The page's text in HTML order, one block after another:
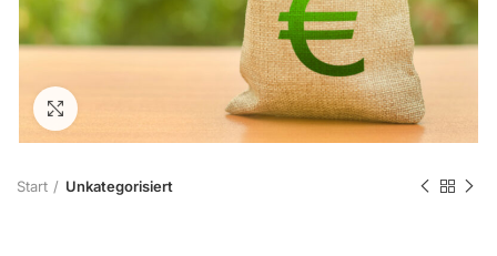
Zum Vergrößern klicken
Start Unkategorisiert